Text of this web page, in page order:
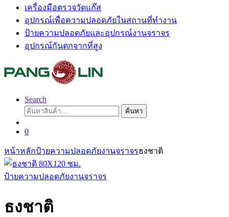
เครื่องมือตรวจวัดแก๊ส
อุปกรณ์เพื่อความปลอดภัยในสถานที่ทำงาน
ป้ายความปลอดภัยและอุปกรณ์งานจราจร
อุปกรณ์กันตกจากที่สูง
Search
ค้นหา:
ค้นหา
0
หน้าหลักป้ายความปลอดภัยงานจราจรธงชาติ
ป้ายความปลอดภัยงานจราจร
ธงชาติ